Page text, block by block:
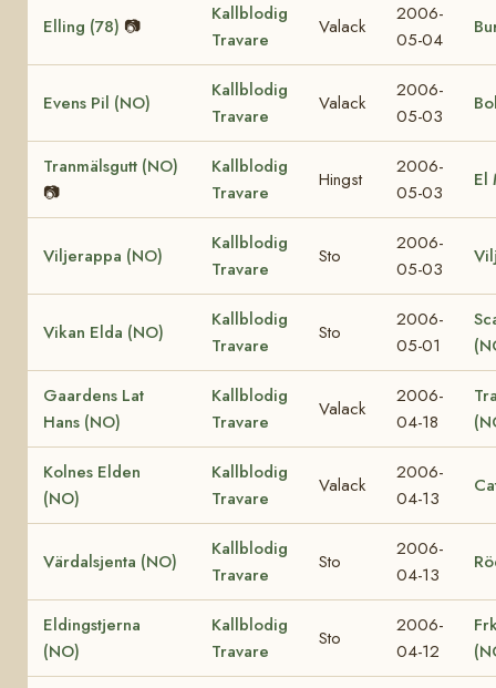
Elling (78) 📷
Kallblodig
Travare
Valack
2006-
05-04
Evens Pil (NO)
Kallblodig
Travare
Valack
2006-
05-03
Tranmälsgutt (NO)
📷
Kallblodig
Travare
Hingst
2006-
05-03
El
Viljerappa (NO)
Kallblodig
Travare
Sto
2006-
05-03
Vikan Elda (NO)
Kallblodig
Travare
Sto
2006-
05-01
Gaardens Lat
Hans (NO)
Kallblodig
Travare
Valack
2006-
04-18
Kolnes Elden
(NO)
Kallblodig
Travare
Valack
2006-
04-13
Värdalsjenta (NO)
Kallblodig
Travare
Sto
2006-
04-13
Eldingstjerna
(NO)
Kallblodig
Travare
Sto
2006-
04-12